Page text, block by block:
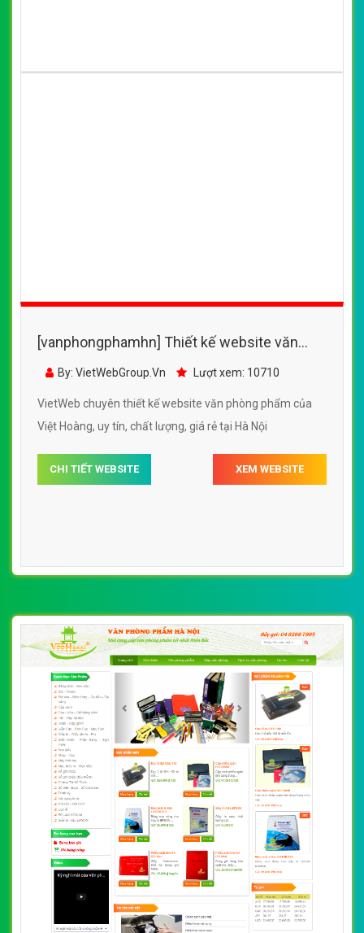
[vanphongphamhn] Thiết kế website văn
phòng phẩm của Việt Hoàng đẹp SEO tốt
By: VietWebGroup.Vn Lượt xem: 10710
VietWeb chuyên thiết kế website văn phòng phẩm của
Việt Hoàng, uy tín, chất lượng, giá rẻ tại Hà Nội
CHI TIẾT WEBSITE XEM WEBSITE